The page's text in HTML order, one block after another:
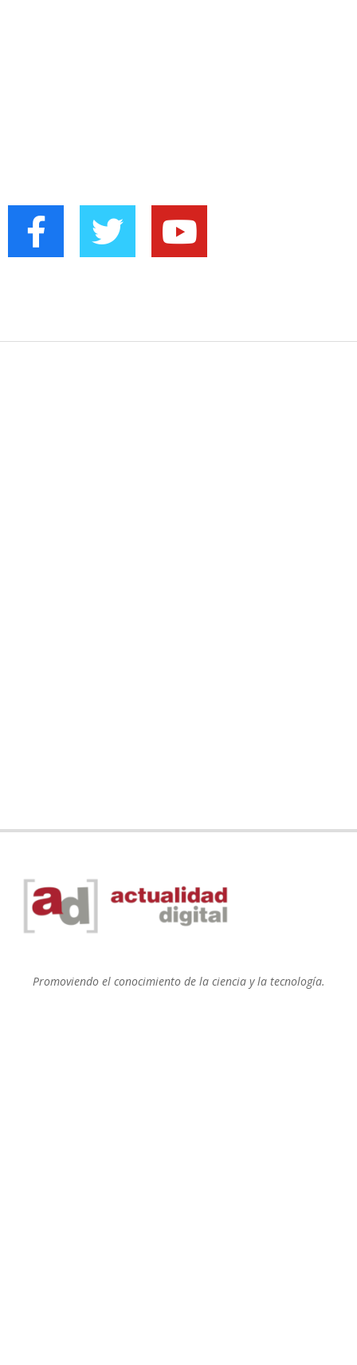
Promoviendo el conocimiento de la ciencia y la tecnología.